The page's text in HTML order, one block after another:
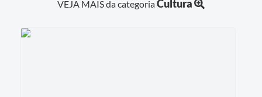
VEJA MAIS da categoriaCultura